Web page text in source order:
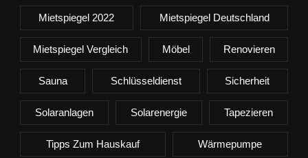
Mietspiegel 2022 Mietspiegel Deutschland
Mietspiegel Vergleich Möbel Renovieren
Sauna Schlüsseldienst Sicherheit
Solaranlagen Solarenergie Tapezieren
Tipps Zum Hauskauf Wärmepumpe